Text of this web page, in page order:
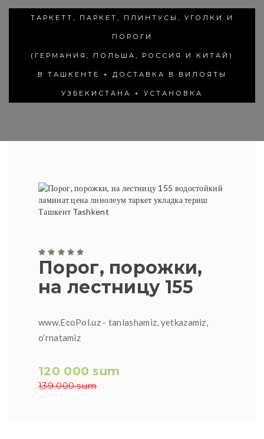
ТАРКЕТТ, ПАРКЕТ, ПЛИНТУСЫ, УГОЛКИ И
ПОРОГИ
(ГЕРМАНИЯ, ПОЛЬША, РОССИЯ И КИТАЙ)
В ТАШКЕНТЕ + ДОСТАВКА В ВИЛОЯТЫ
УЗБЕКИСТАНА + УСТАНОВКА
Порог, порожки,
на лестницу 155
www.EcoPol.uz - tanlashamiz, yetkazamiz,
o'rnatamiz
120 000 sum
139 000 sum